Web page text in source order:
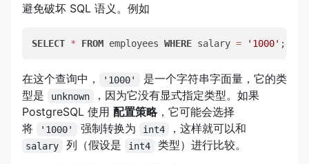
避免破坏 SQL 语义。例如
SELECT * FROM employees WHERE salary = '1000' ;
在这个查询中， '1000'
是一个字符串字面量，它的类
型是
unknown
，因为它没有显式指定类型。如果
PostgreSQL 使用 配置策略，它可能会选择
将
'1000' 强制转换为 int4 ，这样就可以和
salary 列（假设是 int4
类型）进行比较。